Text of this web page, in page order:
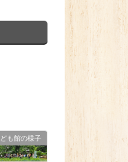
も館の様子